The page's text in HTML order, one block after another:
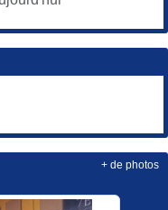
+ de photos